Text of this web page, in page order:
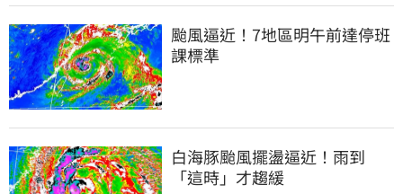
颱風逼近！7地區明午前達停班
課標準
白海豚颱風擺盪逼近！雨到
「這時」才趨緩